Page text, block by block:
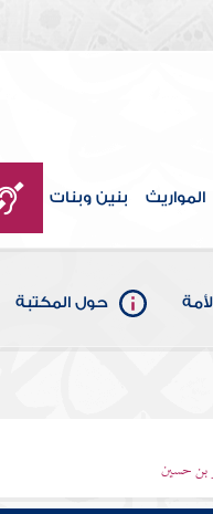
المواريث بنين وبنات
حول المكتبة
بن حسين